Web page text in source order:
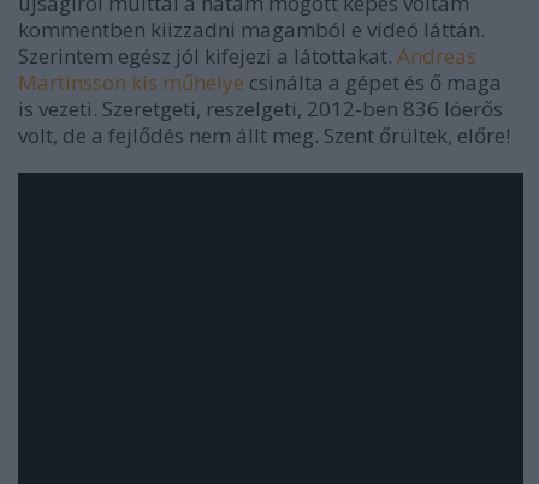
kommentben kiizzadni magamból e videó láttán.
Szerintem egész jól kifejezi a látottakat. Andreas
Martinsson kis műhelye csinálta a gépet és ő maga
is vezeti. Szeretgeti, reszelgeti, 2012-ben 836 lóerős
volt, de a fejlődés nem állt meg. Szent őrültek, előre!